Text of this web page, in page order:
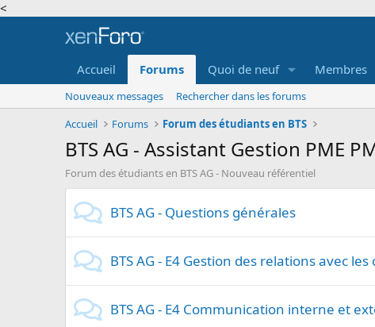
<
Accueil Forums Quoi de neuf Membres
Nouveaux messages
Rechercher dans les forums
Accueil
Forums Forum des étudiants en BTS
BTS AG - Assistant Gestion PME
Forum des étudiants en BTS AG - Nouveau référentiel
BTS AG - Questions générales
BTS AG - E4 Gestion des relations avec les
BTS AG - E4 Communication interne et